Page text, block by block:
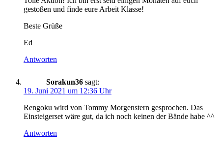
gestoßen und finde eure Arbeit Klasse!
Beste Grüße
Ed
Antworten
Sorakun36 sagt:
19. Juni 2021 um 12:36 Uhr
Rengoku wird von Tommy Morgenstern gesprochen. Das
Einsteigerset wäre gut, da ich noch keinen der Bände habe ^^
Antworten